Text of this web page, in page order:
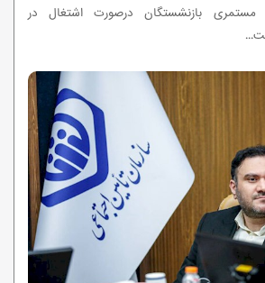
بازنشستگان درصورت اشتغال در